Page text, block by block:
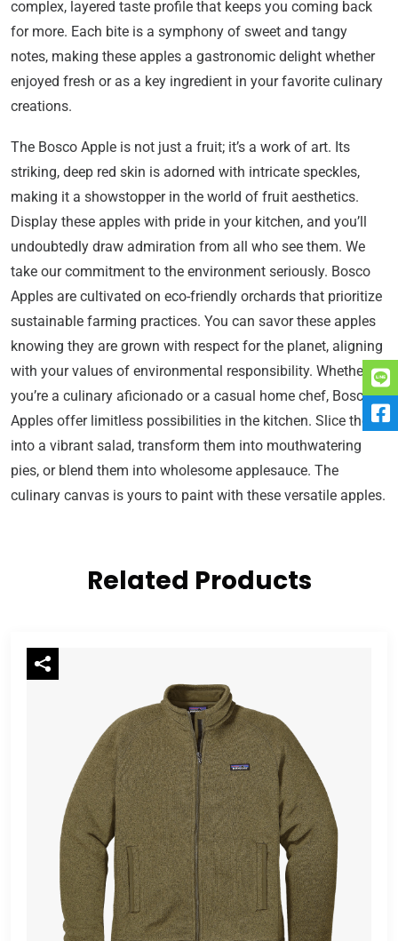
complex, layered taste profile that keeps you coming back
for more. Each bite is a symphony of sweet and tangy
notes, making these apples a gastronomic delight whether
enjoyed fresh or as a key ingredient in your favorite culinary
creations.
The Bosco Apple is not just a fruit; it’s a work of art. Its
striking, deep red skin is adorned with intricate speckles,
making it a showstopper in the world of fruit aesthetics.
Display these apples with pride in your kitchen, and you’ll
undoubtedly draw admiration from all who see them. We
take our commitment to the environment seriously. Bosco
Apples are cultivated on eco-friendly orchards that prioritize
sustainable farming practices. You can savor these apples
knowing they are grown with respect for the planet, aligning
with your values of environmental responsibility. Whether
you’re a culinary aficionado or a casual home chef, Bosco
Apples offer limitless possibilities in the kitchen. Slice them
into a vibrant salad, transform them into mouthwatering
pies, or blend them into wholesome applesauce. The
culinary canvas is yours to paint with these versatile apples.
Related Products